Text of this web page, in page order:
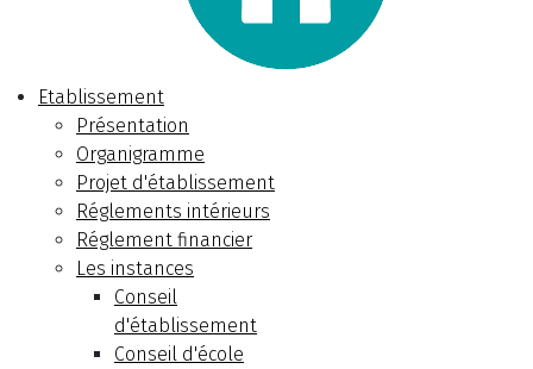
Etablissement
Présentation
Organigramme
Projet d'établissement
Réglements intérieurs
Réglement financier
Les instances
Conseil
d'établissement
Conseil d'école